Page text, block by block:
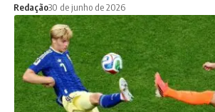
Redação30 de junho de 2026